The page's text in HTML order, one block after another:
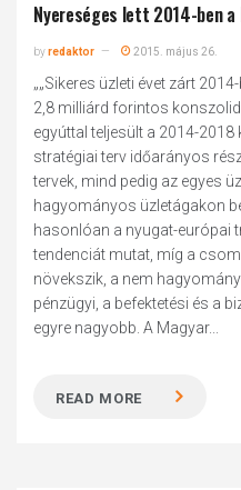
Nyereséges lett 2014-ben
byredaktor 2015. május 26.
„„Sikeres üzleti évet zárt
2,8 milliárd forintos
egyúttal teljesült a 2014-
stratégiai terv időarányos
tervek, mind pedig az egyes
hagyományos üzletágakon
hasonlóan a nyugat-európai
tendenciát mutat, míg a
növekszik, a nem
pénzügyi, a befektetési és a
egyre nagyobb. A Magyar...
READ MORE